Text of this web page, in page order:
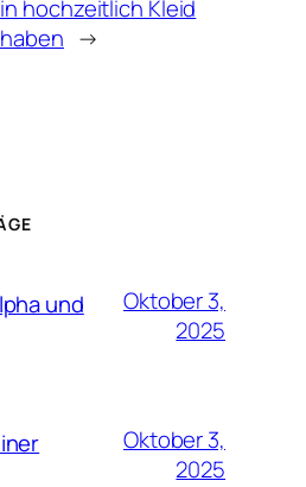
hochzeitlich Kleid
→
und
Oktober 3,
2025
Oktober 3,
2025